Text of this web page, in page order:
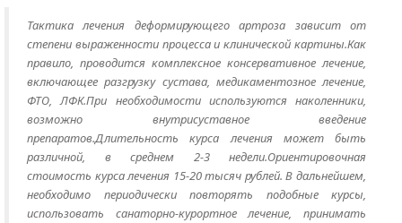
Тактика лечения деформирующего артроза зависит от
степени выраженности процесса и клинической картины.Как
правило, проводится комплексное консервативное лечение,
включающее разгрузку сустава, медикаментозное лечение,
ФТО, ЛФК.При необходимости используются наколенники,
возможно внутрисуставное введение
препаратов.Длительность курса лечения может быть
различной, в среднем 2-3 недели.Ориентировочная
стоимость курса лечения 15-20 тысяч рублей. В дальнейшем,
необходимо периодически повторять подобные курсы,
использовать санаторно-курортное лечение, принимать